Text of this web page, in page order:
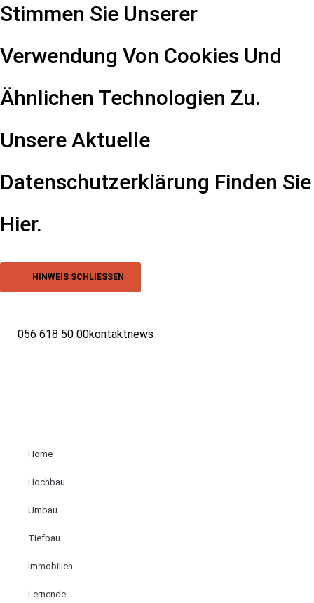
Stimmen Sie Unserer
Verwendung Von Cookies Und
Ähnlichen Technologien Zu.
Unsere Aktuelle
Datenschutzerklärung Finden Sie
Hier.
HINWEIS SCHLIESSEN
056 618 50 00kontaktnews
Home
Hochbau
Umbau
Tiefbau
Immobilien
Lernende